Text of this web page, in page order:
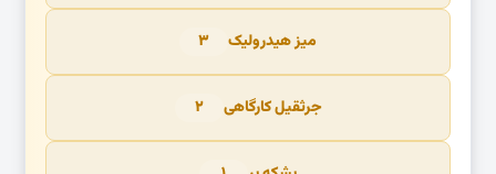
میز هیدرولیک ۳
جرثقیل کارگاهی ۲